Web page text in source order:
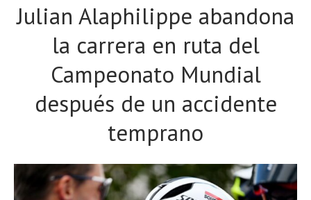
Julian Alaphilippe abandona
la carrera en ruta del
Campeonato Mundial
después de un accidente
temprano